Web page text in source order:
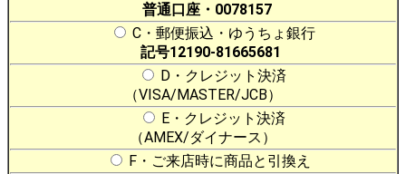
普通口座・0078157
C・郵便振込・ゆうちょ銀行
記号12190-81665681
D・クレジット決済
（VISA/MASTER/JCB）
E・クレジット決済
（AMEX/ダイナース）
F・ご来店時に商品と引換え